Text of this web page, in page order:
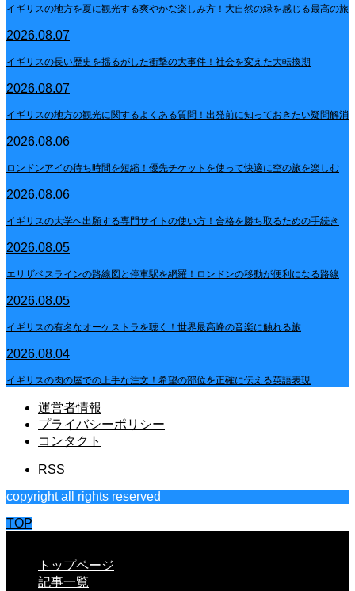
イギリスの地方を夏に観光する爽やかな楽しみ方！大自然の緑を感じる最高の旅
2026.08.07
イギリスの長い歴史を揺るがした衝撃の大事件！社会を変えた大転換期
2026.08.07
イギリスの地方の観光に関するよくある質問！出発前に知っておきたい疑問解消
2026.08.06
ロンドンアイの待ち時間を短縮！優先チケットを使って快適に空の旅を楽しむ
2026.08.06
イギリスの大学へ出願する専門サイトの使い方！合格を勝ち取るための手続き
2026.08.05
エリザベスラインの路線図と停車駅を網羅！ロンドンの移動が便利になる路線
2026.08.05
イギリスの有名なオーケストラを聴く！世界最高峰の音楽に触れる旅
2026.08.04
イギリスの肉の屋での上手な注文！希望の部位を正確に伝える英語表現
運営者情報
プライバシーポリシー
コンタクト
RSS
copyright all rights reserved
TOP
トップページ
記事一覧